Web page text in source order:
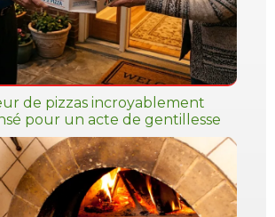
de pizzas incroyablement
pour un acte de gentillesse